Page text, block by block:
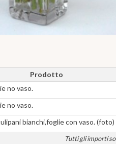
Prodotto
Tutti gli importi
no vaso.
no vaso.
bianchi,foglie con vaso. (foto)